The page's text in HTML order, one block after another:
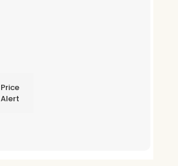
Price
Alert